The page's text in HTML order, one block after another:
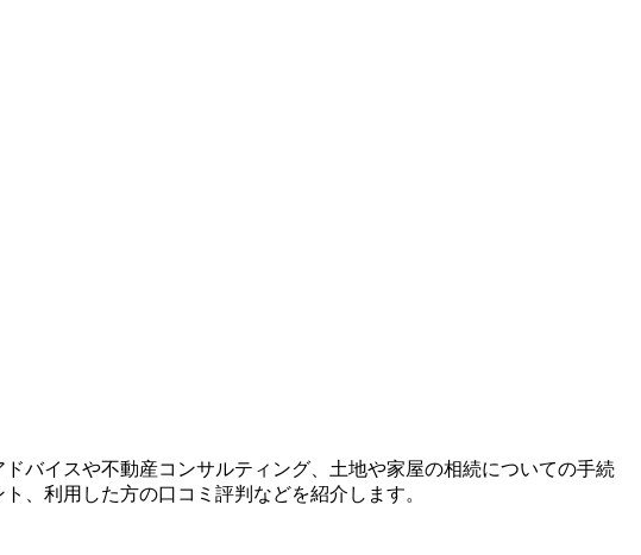
バイスや不動産コンサルティング、土地や家屋の相続についての手続
、利用した方の口コミ評判などを紹介します。